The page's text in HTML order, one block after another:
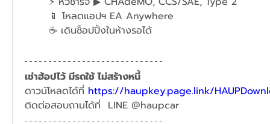
	📱 โหลดแอปฯ EA Anywhere
	☕ เดินช็อปปิ้งในห้างรอได้
เช่าฮ้อปไว้ มีรถใช้ ไม่สร้างหนี้
ดาวน์โหลดได้ที่ https://haupkey.page.link/
ติดต่อสอบถามได้ที่  LINE @haupcar